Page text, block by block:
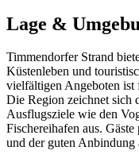
Lage &
Timmendorfer Strand
Küstenleben und
vielfältigen Angeboten
Die Region zeichnet sich
Ausflugsziele wie den
Fischereihafen aus.
und der guten Anbindung